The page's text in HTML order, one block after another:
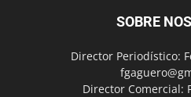
SOBRE
Director Periodístico:
Director Comercial: